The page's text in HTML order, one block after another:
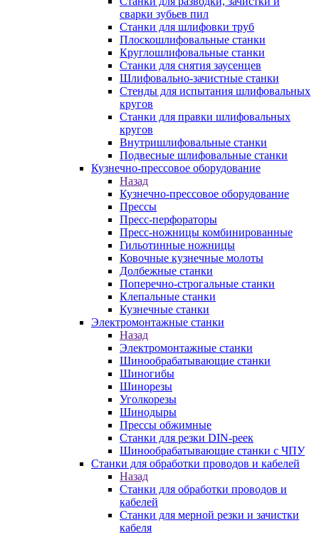
сварки зубьев пил
Станки для шлифовки труб
Плоскошлифовальные станки
Круглошлифовальные станки
Станки для снятия заусенцев
Шлифовально-зачистные станки
Стенды для испытания шлифовальных
кругов
Станки для правки шлифовальных
кругов
Внутришлифовальные станки
Подвесные шлифовальные станки
Кузнечно-прессовое оборудование
Назад
Кузнечно-прессовое оборудование
Прессы
Пресс-перфораторы
Пресс-ножницы комбинированные
Гильотинные ножницы
Ковочные кузнечные молоты
Долбежные станки
Поперечно-строгальные станки
Клепальные станки
Кузнечные станки
Электромонтажные станки
Назад
Электромонтажные станки
Шинообрабатывающие станки
Шиногибы
Шинорезы
Уголкорезы
Шинодыры
Прессы обжимные
Станки для резки DIN-реек
Шинообрабатывающие станки с ЧПУ
Станки для обработки проводов и кабелей
Назад
Станки для обработки проводов и
кабелей
Станки для мерной резки и зачистки
кабеля